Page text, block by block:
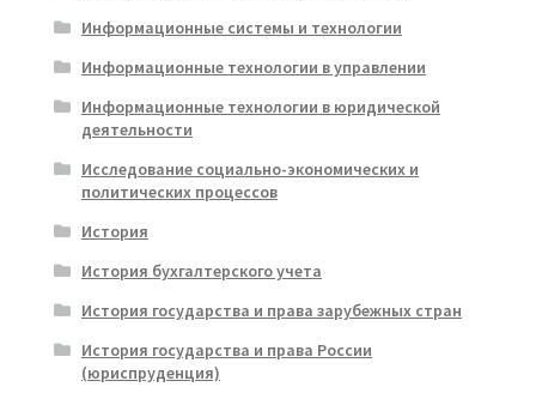
Информационные системы и технологии
Информационные технологии в управлении
Информационные технологии в юридической
деятельности
Исследование социально-экономических и
политических процессов
История
История бухгалтерского учета
История государства и права зарубежных стран
История государства и права России
(юриспруденция)